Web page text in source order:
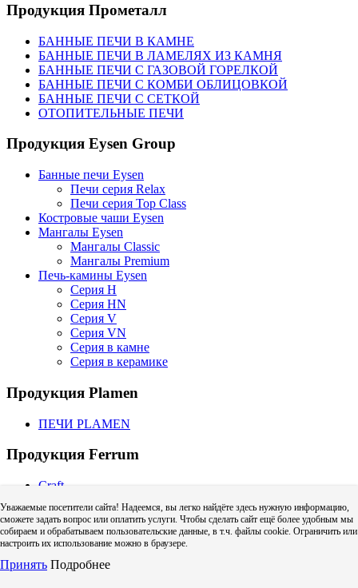
Продукция Прометалл
БАННЫЕ ПЕЧИ В КАМНЕ
БАННЫЕ ПЕЧИ В ЛАМЕЛЯХ ИЗ КАМНЯ
БАННЫЕ ПЕЧИ С ГАЗОВОЙ ГОРЕЛКОЙ
БАННЫЕ ПЕЧИ С КОМБИ ОБЛИЦОВКОЙ
БАННЫЕ ПЕЧИ С СЕТКОЙ
ОТОПИТЕЛЬНЫЕ ПЕЧИ
Продукция Eysen Group
Банные печи Eysen
Печи серия Relax
Печи серия Top Class
Костровые чаши Eysen
Мангалы Eysen
Мангалы Classic
Мангалы Premium
Печь-камины Eysen
Серия H
Серия HN
Серия V
Серия VN
Серия в камне
Серия в керамике
Продукция Plamen
ПЕЧИ PLAMEN
Продукция Ferrum
Craft
CRAFT HF | HF-50 (для твердого топлива)
Craft HF (одностенный дымоход)
Адаптер котла Craft
Уважаемые посетители сайта! Надеемся, вы легко найдёте здесь нужную информацию,
сможете задать вопрос или оплатить услуги. Чтобы сделать сайт ещё более удобным мы
собираем и обрабатываем пользовательские данные, в т.ч. файлы cookie. Ограничить или
настроить их использование можно в браузере.
Принять Подробнее